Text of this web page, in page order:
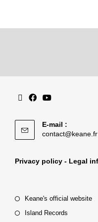
E-mail :
contact@keane.fr
Privacy policy - Legal
Keane's official website
Island Records